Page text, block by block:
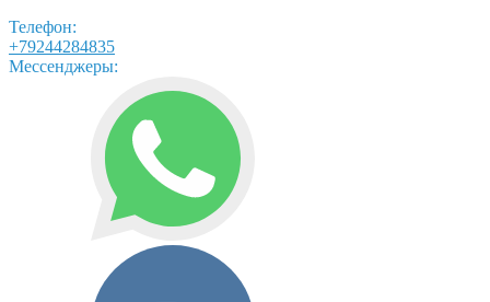
Телефон:
+79244284835
Мессенджеры: